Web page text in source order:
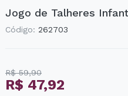
Jogo de Talheres
Código: 262703
R$ 59,90
R$ 47,92